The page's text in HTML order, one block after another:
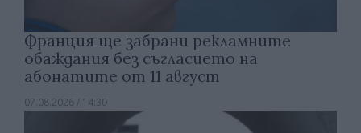
Франция ще забрани рекламните
обаждания без съгласието на
абонатите от 11 август
07.08.2026 / 14:30